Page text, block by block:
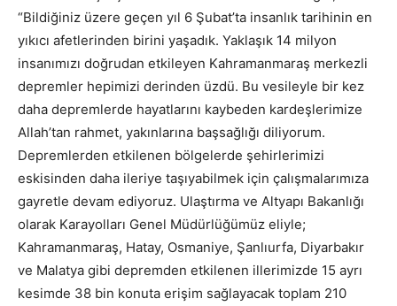
“Bildiğiniz üzere geçen yıl 6 Şubat’ta insanlık tarihinin en
yıkıcı afetlerinden birini yaşadık. Yaklaşık 14 milyon
insanımızı doğrudan etkileyen Kahramanmaraş merkezli
depremler hepimizi derinden üzdü. Bu vesileyle bir kez
daha depremlerde hayatlarını kaybeden kardeşlerimize
Allah’tan rahmet, yakınlarına başsağlığı diliyorum.
Depremlerden etkilenen bölgelerde şehirlerimizi
eskisinden daha ileriye taşıyabilmek için çalışmalarımıza
gayretle devam ediyoruz. Ulaştırma ve Altyapı Bakanlığı
olarak Karayolları Genel Müdürlüğümüz eliyle;
Kahramanmaraş, Hatay, Osmaniye, Şanlıurfa, Diyarbakır
ve Malatya gibi depremden etkilenen illerimizde 15 ayrı
kesimde 38 bin konuta erişim sağlayacak toplam 210